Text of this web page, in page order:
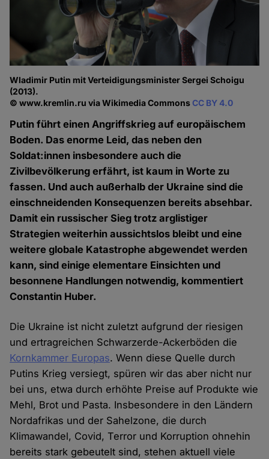
Wladimir Putin mit Verteidigungsminister Sergei Schoigu
(2013).
© www.kremlin.ru via Wikimedia CommonsCC BY 4.0
Putin führt einen Angriffskrieg auf europäischem
Boden. Das enorme Leid, das neben den
Soldat:innen insbesondere auch die
Zivilbevölkerung erfährt, ist kaum in Worte zu
fassen. Und auch außerhalb der Ukraine sind die
einschneidenden Konsequenzen bereits absehbar.
Damit ein russischer Sieg trotz arglistiger
Strategien weiterhin aussichtslos bleibt und eine
weitere globale Katastrophe abgewendet werden
kann, sind einige elementare Einsichten und
besonnene Handlungen notwendig, kommentiert
Constantin Huber.
Die Ukraine ist nicht zuletzt aufgrund der riesigen
und ertragreichen Schwarzerde-Ackerböden die
Kornkammer Europas. Wenn diese Quelle durch
Putins Krieg versiegt, spüren wir das aber nicht nur
bei uns, etwa durch erhöhte Preise auf Produkte wie
Mehl, Brot und Pasta. Insbesondere in den Ländern
Nordafrikas und der Sahelzone, die durch
Klimawandel, Covid, Terror und Korruption ohnehin
bereits stark gebeutelt sind, stehen aktuell viele